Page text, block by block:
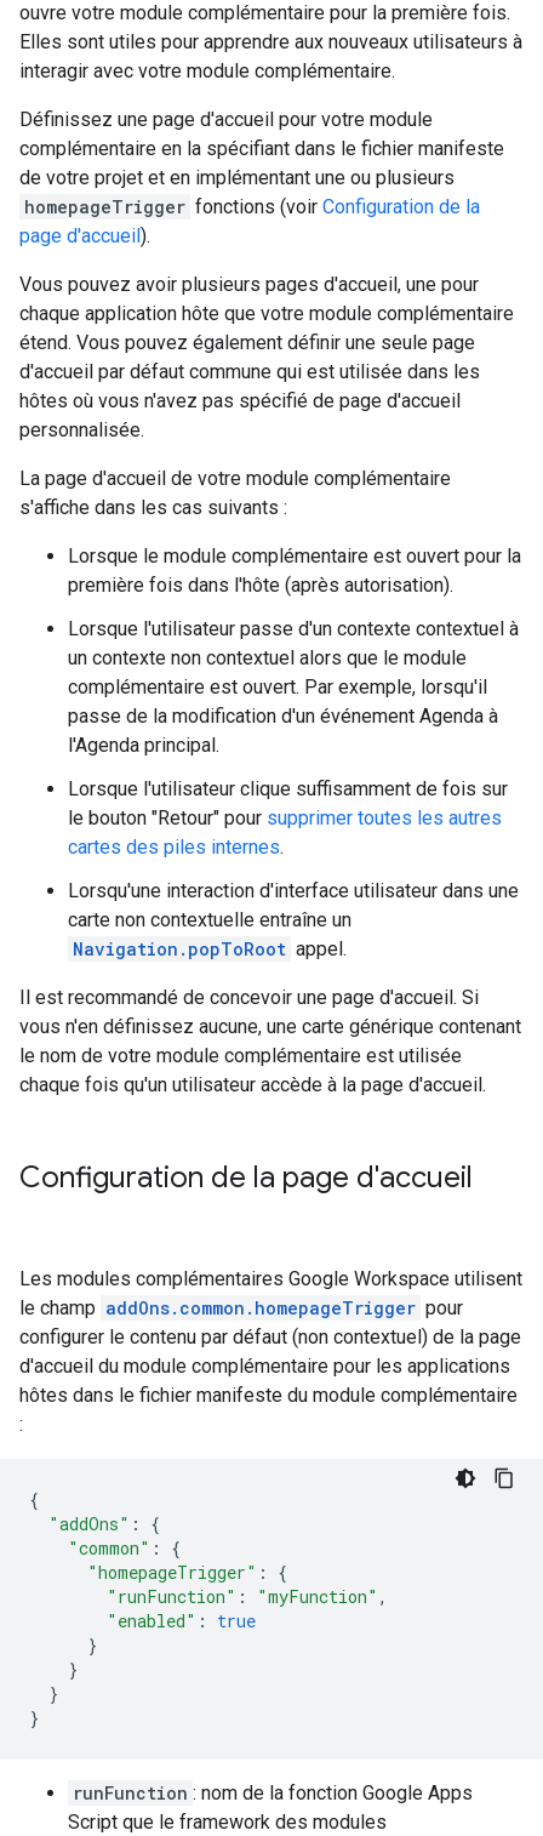
ouvre votre module complémentaire pour la première fois.
Elles sont utiles pour apprendre aux nouveaux utilisateurs à
interagir avec votre module complémentaire.
Définissez une page d'accueil pour votre module
complémentaire en la spécifiant dans le fichier manifeste
de votre projet et en implémentant une ou plusieurs
homepageTrigger fonctions (voir Configuration de la
page d'accueil).
Vous pouvez avoir plusieurs pages d'accueil, une pour
chaque application hôte que votre module complémentaire
étend. Vous pouvez également définir une seule page
d'accueil par défaut commune qui est utilisée dans les
hôtes où vous n'avez pas spécifié de page d'accueil
personnalisée.
La page d'accueil de votre module complémentaire
s'affiche dans les cas suivants :
Lorsque le module complémentaire est ouvert pour la
première fois dans l'hôte (après autorisation).
Lorsque l'utilisateur passe d'un contexte contextuel à
un contexte non contextuel alors que le module
complémentaire est ouvert. Par exemple, lorsqu'il
passe de la modification d'un événement Agenda à
l'Agenda principal.
Lorsque l'utilisateur clique suffisamment de fois sur
le bouton "Retour" pour supprimer toutes les autres
cartes des piles internes.
Lorsqu'une interaction d'interface utilisateur dans une
carte non contextuelle entraîne un
Navigation.popToRoot appel.
Il est recommandé de concevoir une page d'accueil. Si
vous n'en définissez aucune, une carte générique contenant
le nom de votre module complémentaire est utilisée
chaque fois qu'un utilisateur accède à la page d'accueil.
Configuration de la page d'accueil
Les modules complémentaires Google Workspace utilisent
le champ addOns.common.homepageTrigger pour
configurer le contenu par défaut (non contextuel) de la page
d'accueil du module complémentaire pour les applications
hôtes dans le fichier manifeste du module complémentaire
:
{
"addOns" :
{
"common" :
{
"homepageTrigger" :
{
"runFunction" : "myFunction" ,
"enabled" :
true
}
}
}
}
runFunction : nom de la fonction Google Apps
Script que le framework des modules